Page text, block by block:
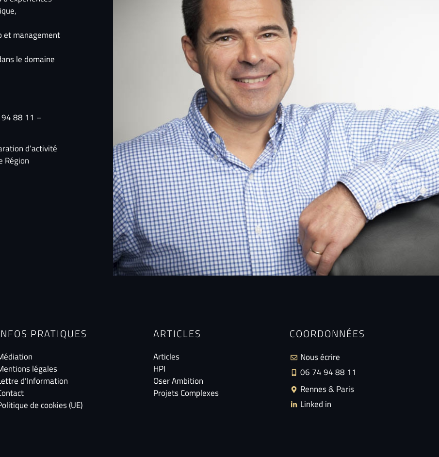
et management
le domaine
94 88 11 –
d’activité
Région
PRATIQUES
légales
d’Information
de cookies (UE)
ARTICLES
Articles
HPI
Oser Ambition
Projets Complexes
COORDONNÉES
Nous écrire
06 74 94 88 11
Rennes & Paris
Linked in